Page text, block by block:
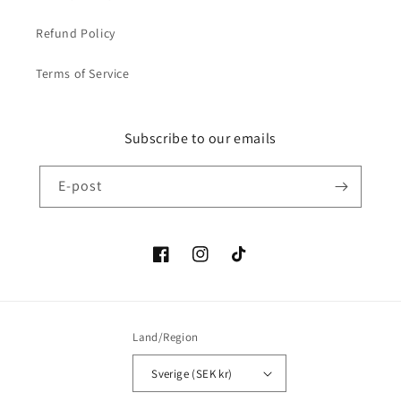
Refund Policy
Terms of Service
Subscribe to our emails
E-post
FacebookInstagramTikTok
Land/Region
Sverige (SEK kr)